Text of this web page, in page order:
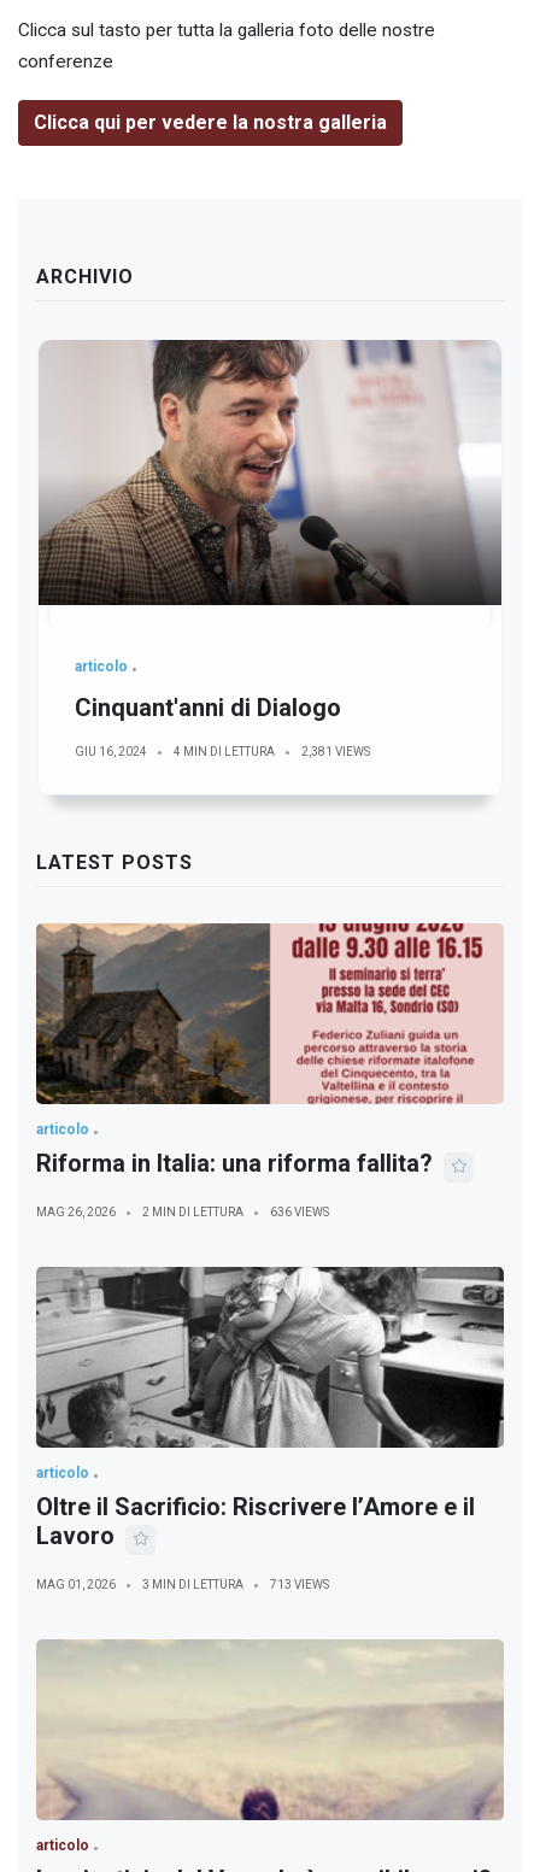
Clicca sul tasto per tutta la galleria foto delle nostre
conferenze
Clicca qui per vedere la nostra galleria
ARCHIVIO
articolo
Cinquant'anni di Dialogo
GIU 16, 2024 4 MIN DI LETTURA 2,381 VIEWS
LATEST POSTS
articolo
Riforma in Italia: una riforma fallita?
MAG 26, 2026 2 MIN DI LETTURA 636 VIEWS
articolo
Oltre il Sacrificio: Riscrivere l’Amore e il
Lavoro
MAG 01, 2026 3 MIN DI LETTURA 713 VIEWS
articolo